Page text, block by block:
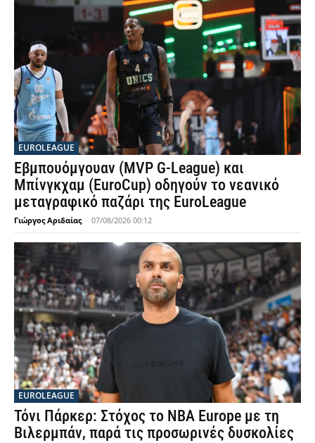
EUROLEAGUE
Εβμπουόμγουαν (MVP G-League) και
Μπίνγκχαμ (EuroCup) οδηγούν το νεανικό
μεταγραφικό παζάρι της EuroLeague
Γιώργος Αριδαίας - 07/08/2026 00:12
EUROLEAGUE
Τόνι Πάρκερ: Στόχος το NBA Europe με τη
Βιλερμπάν, παρά τις προσωρινές δυσκολίες